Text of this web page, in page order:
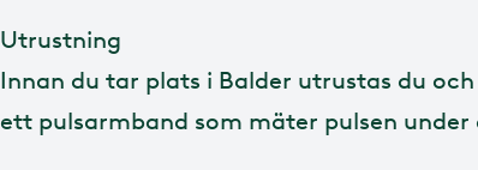
Utrustning
Innan du tar plats i Balder utrustas du
ett pulsarmband som mäter pulsen under